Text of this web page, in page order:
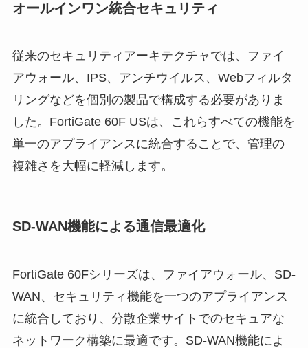
オールインワン統合セキュリティ
従来のセキュリティアーキテクチャでは、ファイ
アウォール、IPS、アンチウイルス、Webフィルタ
リングなどを個別の製品で構成する必要がありま
した。FortiGate 60F USは、これらすべての機能を
単一のアプライアンスに統合することで、管理の
複雑さを大幅に軽減します。
SD-WAN機能による通信最適化
FortiGate 60Fシリーズは、ファイアウォール、SD-
WAN、セキュリティ機能を一つのアプライアンス
に統合しており、分散企業サイトでのセキュアな
ネットワーク構築に最適です。SD-WAN機能によ